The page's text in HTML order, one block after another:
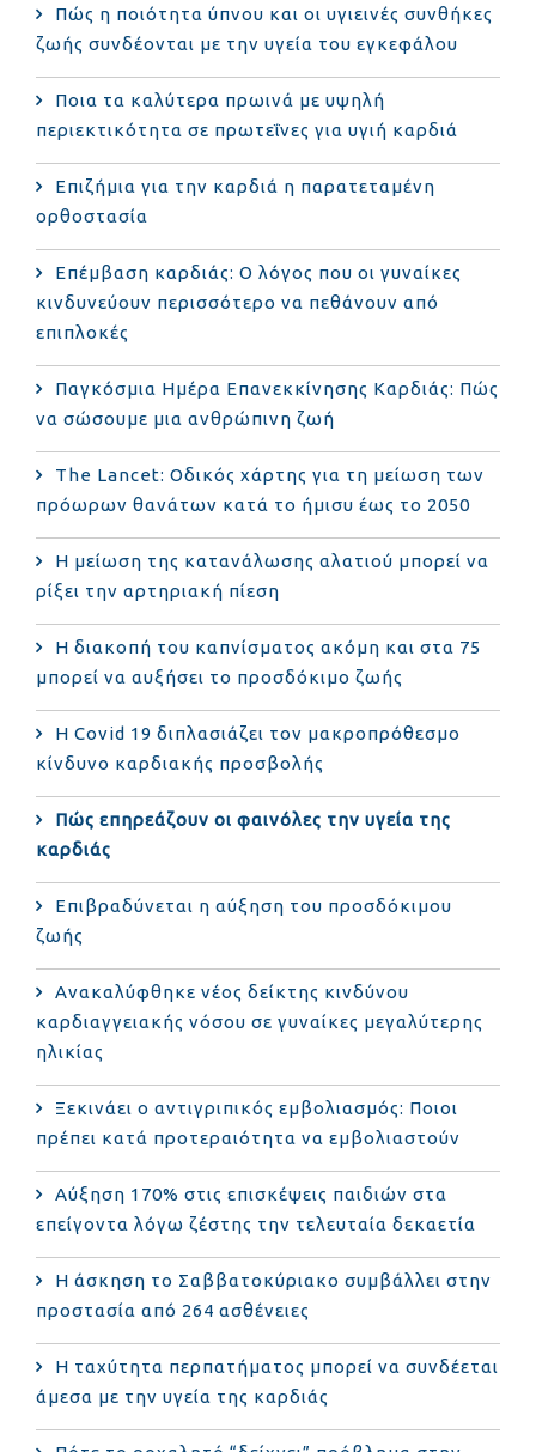
Πώς η ποιότητα ύπνου και οι υγιεινές συνθήκες
ζωής συνδέονται με την υγεία του εγκεφάλου
Ποια τα καλύτερα πρωινά με υψηλή
περιεκτικότητα σε πρωτεΐνες για υγιή καρδιά
Επιζήμια για την καρδιά η παρατεταμένη
ορθοστασία
Επέμβαση καρδιάς: Ο λόγος που οι γυναίκες
κινδυνεύουν περισσότερο να πεθάνουν από
επιπλοκές
Παγκόσμια Ημέρα Επανεκκίνησης Καρδιάς: Πώς
να σώσουμε μια ανθρώπινη ζωή
The Lancet: Οδικός χάρτης για τη μείωση των
πρόωρων θανάτων κατά το ήμισυ έως το 2050
Η μείωση της κατανάλωσης αλατιού μπορεί να
ρίξει την αρτηριακή πίεση
Η διακοπή του καπνίσματος ακόμη και στα 75
μπορεί να αυξήσει το προσδόκιμο ζωής
Η Covid 19 διπλασιάζει τον μακροπρόθεσμο
κίνδυνο καρδιακής προσβολής
Πώς επηρεάζουν οι φαινόλες την υγεία της
καρδιάς
Επιβραδύνεται η αύξηση του προσδόκιμου
ζωής
Ανακαλύφθηκε νέος δείκτης κινδύνου
καρδιαγγειακής νόσου σε γυναίκες μεγαλύτερης
ηλικίας
Ξεκινάει ο αντιγριπικός εμβολιασμός: Ποιοι
πρέπει κατά προτεραιότητα να εμβολιαστούν
Αύξηση 170% στις επισκέψεις παιδιών στα
επείγοντα λόγω ζέστης την τελευταία δεκαετία
Η άσκηση το Σαββατοκύριακο συμβάλλει στην
προστασία από 264 ασθένειες
Η ταχύτητα περπατήματος μπορεί να συνδέεται
άμεσα με την υγεία της καρδιάς